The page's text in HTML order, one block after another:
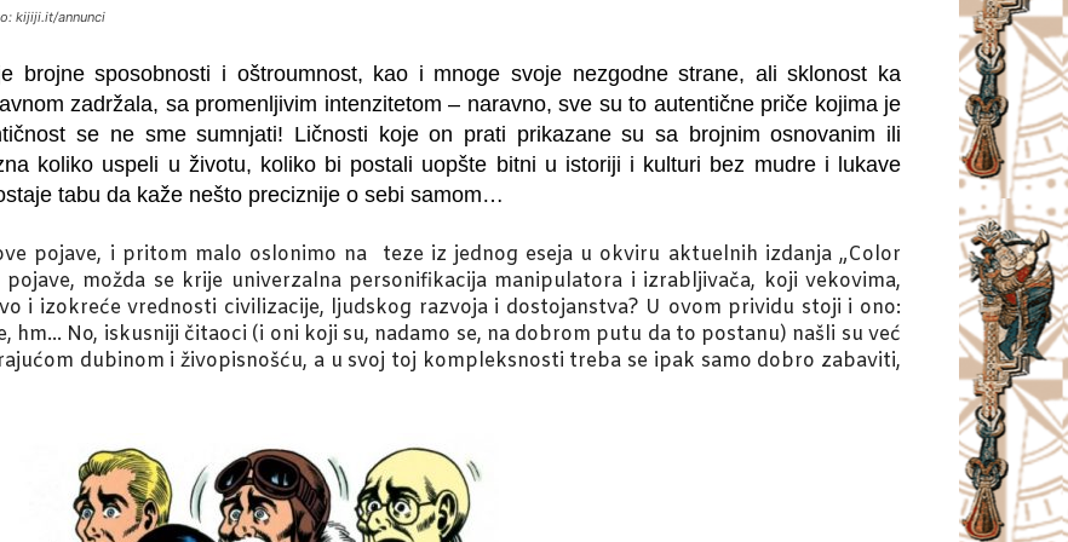
kijiji.it/annunci
brojne sposobnosti i oštroumnost, kao i mnoge svoje nezgodne strane, ali sklonost ka
zadržala, sa promenljivim intenzitetom – naravno, sve su to autentične priče kojima je
se ne sme sumnjati! Ličnosti koje on prati prikazane su sa brojnim osnovanim ili
koliko uspeli u životu, koliko bi postali uopšte bitni u istoriji i kulturi bez mudre i lukave
tabu da kaže nešto preciznije o sebi samom…
pojave, i pritom malo oslonimo na teze iz jednog eseja u okviru aktuelnih izdanja „Color
možda se krije univerzalna personifikacija manipulatora i izrabljivača, koji vekovima,
i izokreće vrednosti civilizacije, ljudskog razvoja i dostojanstva? U ovom prividu stoji i ono:
hm… No, iskusniji čitaoci (i oni koji su, nadamo se, na dobrom putu da to postanu) našli su već
dubinom i živopisnošću, a u svoj toj kompleksnosti treba se ipak samo dobro zabaviti,